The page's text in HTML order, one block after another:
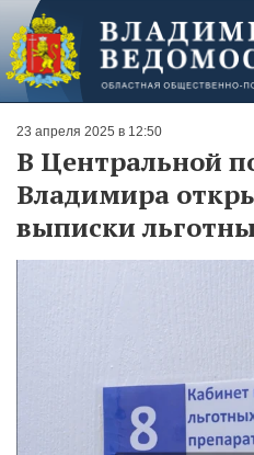
23 апреля 2025 в 12:50
В Центральной
Владимира
выписки